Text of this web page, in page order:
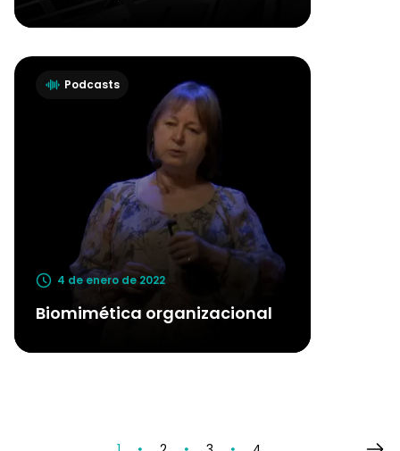
Podcasts
4 de enero de 2022
Biomimética organizacional